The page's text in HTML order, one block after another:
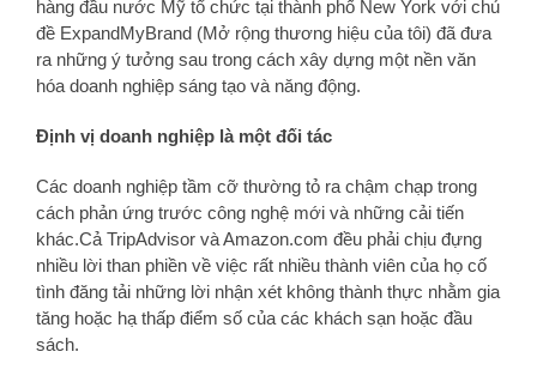
hàng đầu nước Mỹ tổ chức tại thành phố New York với chủ
đề ExpandMyBrand (Mở rộng thương hiệu của tôi) đã đưa
ra những ý tưởng sau trong cách xây dựng một nền văn
hóa doanh nghiệp sáng tạo và năng động.
Định vị doanh nghiệp là một đối tác
Các doanh nghiệp tầm cỡ thường tỏ ra chậm chạp trong
cách phản ứng trước công nghệ mới và những cải tiến
khác.Cả TripAdvisor và Amazon.com đều phải chịu đựng
nhiều lời than phiền về việc rất nhiều thành viên của họ cố
tình đăng tải những lời nhận xét không thành thực nhằm gia
tăng hoặc hạ thấp điểm số của các khách sạn hoặc đầu
sách.